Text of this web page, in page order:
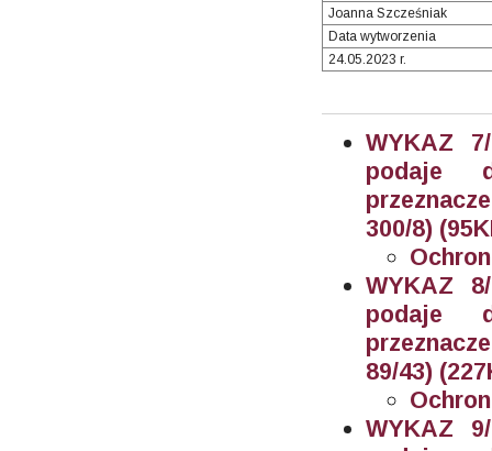
Joanna Szcześniak
Data wytworzenia
24.05.2023 r.
WYKAZ
podaje
300/8)
WYKAZ
podaje
89/43)
WYKAZ